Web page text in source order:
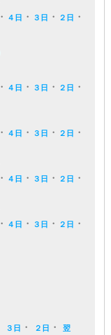
・ ４日 ・ ３日 ・ ２日 ・
・ ４日 ・ ３日 ・ ２日 ・
・ ４日 ・ ３日 ・ ２日 ・
・ ４日 ・ ３日 ・ ２日 ・
・ ４日 ・ ３日 ・ ２日 ・
３日 ・ ２日 ・翌